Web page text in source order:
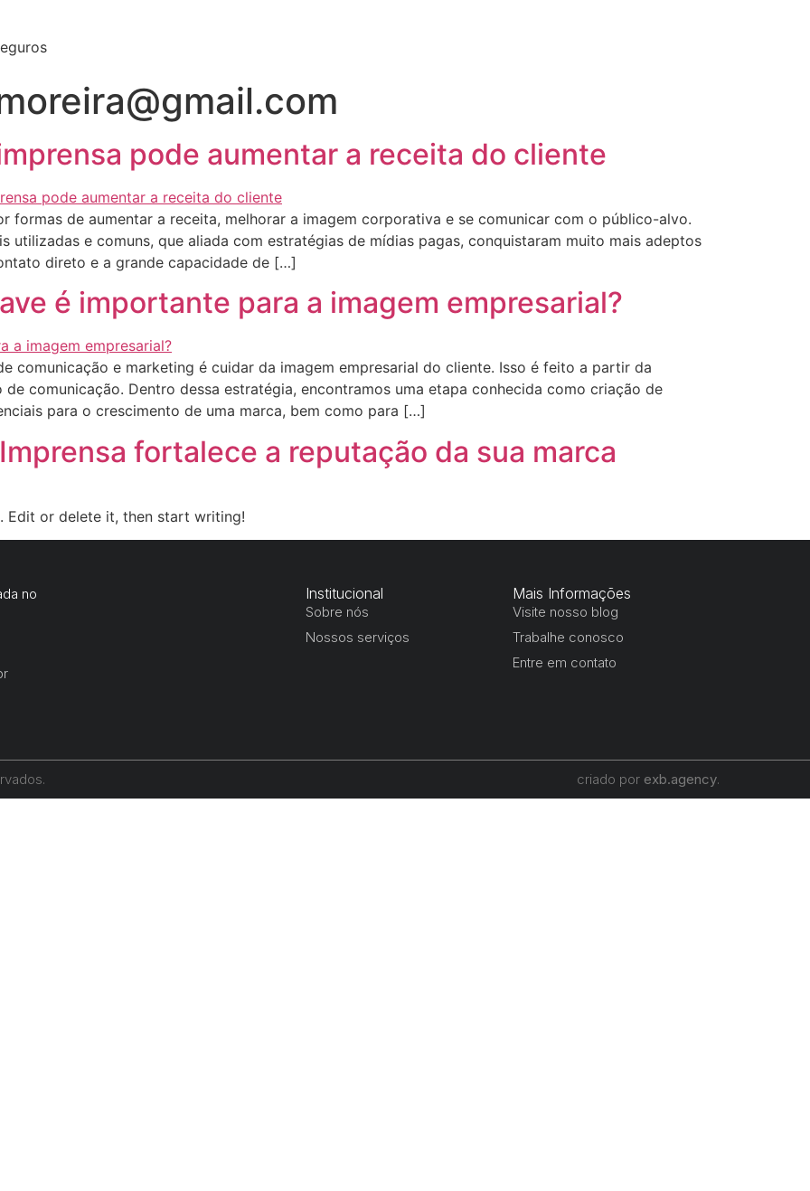
pode aumentar a receita do cliente
formas de aumentar a receita, melhorar a imagem corporativa e se comunicar com o público-alvo.
utilizadas e comuns, que aliada com estratégias de mídias pagas, conquistaram muito mais adeptos
direto e a grande capacidade de […]
é importante para a imagem empresarial?
comunicação e marketing é cuidar da imagem empresarial do cliente. Isso é feito a partir da
comunicação. Dentro dessa estratégia, encontramos uma etapa conhecida como criação de
para o crescimento de uma marca, bem como para […]
fortalece a reputação da sua marca
Edit or delete it, then start writing!
no
Institucional
Sobre nós
Nossos serviços
Mais Informações
Visite nosso blog
Trabalhe conosco
Entre em contato
criado por exb.agency.